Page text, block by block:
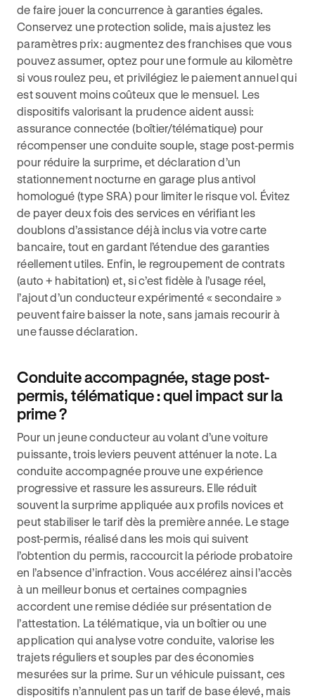
de faire jouer la concurrence à garanties égales.
Conservez une protection solide, mais ajustez les
paramètres prix: augmentez des franchises que vous
pouvez assumer, optez pour une formule au kilomètre
si vous roulez peu, et privilégiez le paiement annuel qui
est souvent moins coûteux que le mensuel. Les
dispositifs valorisant la prudence aident aussi:
assurance connectée (boîtier/télématique) pour
récompenser une conduite souple, stage post‑permis
pour réduire la surprime, et déclaration d’un
stationnement nocturne en garage plus antivol
homologué (type SRA) pour limiter le risque vol. Évitez
de payer deux fois des services en vérifiant les
doublons d’assistance déjà inclus via votre carte
bancaire, tout en gardant l’étendue des garanties
réellement utiles. Enfin, le regroupement de contrats
(auto + habitation) et, si c’est fidèle à l’usage réel,
l’ajout d’un conducteur expérimenté « secondaire »
peuvent faire baisser la note, sans jamais recourir à
une fausse déclaration.
Conduite accompagnée, stage post-
permis, télématique : quel impact sur la
prime ?
Pour un jeune conducteur au volant d’une voiture
puissante, trois leviers peuvent atténuer la note. La
conduite accompagnée prouve une expérience
progressive et rassure les assureurs. Elle réduit
souvent la surprime appliquée aux profils novices et
peut stabiliser le tarif dès la première année. Le stage
post-permis, réalisé dans les mois qui suivent
l’obtention du permis, raccourcit la période probatoire
en l’absence d’infraction. Vous accélérez ainsi l’accès
à un meilleur bonus et certaines compagnies
accordent une remise dédiée sur présentation de
l’attestation. La télématique, via un boîtier ou une
application qui analyse votre conduite, valorise les
trajets réguliers et souples par des économies
mesurées sur la prime. Sur un véhicule puissant, ces
dispositifs n’annulent pas un tarif de base élevé, mais